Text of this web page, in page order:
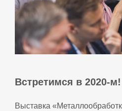
Встретимся в 2020-м!
Выставка